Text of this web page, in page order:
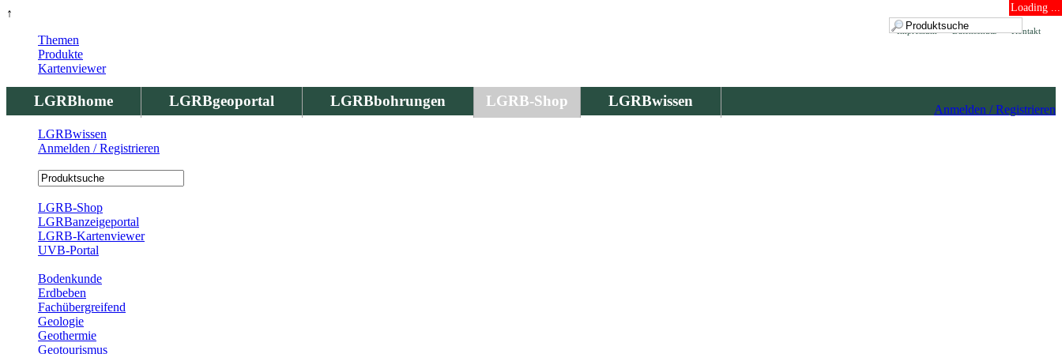
↑ Loading ...
Kontakt
Datenschutz
Impressum
LGRBhome LGRBgeoportal LGRBbohrungen LGRB-Shop LGRBwissen
Anmelden / Registrieren
Themen
Produkte
Kartenviewer
LGRBwissen
Anmelden / Registrieren
LGRB-Shop
LGRBanzeigeportal
LGRB-Kartenviewer
UVB-Portal
Bodenkunde
Erdbeben
Fachübergreifend
Geologie
Geothermie
Geotourismus